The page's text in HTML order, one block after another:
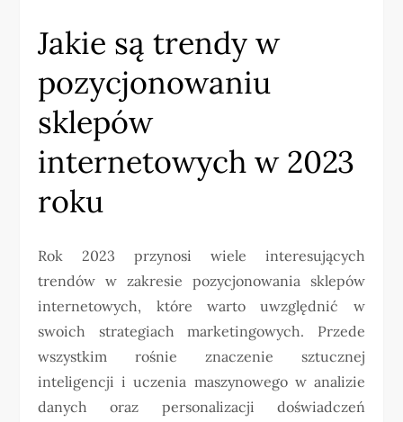
Jakie są trendy w
pozycjonowaniu
sklepów
internetowych w 2023
roku
Rok 2023 przynosi wiele interesujących
trendów w zakresie pozycjonowania sklepów
internetowych, które warto uwzględnić w
swoich strategiach marketingowych. Przede
wszystkim rośnie znaczenie sztucznej
inteligencji i uczenia maszynowego w analizie
danych oraz personalizacji doświadczeń